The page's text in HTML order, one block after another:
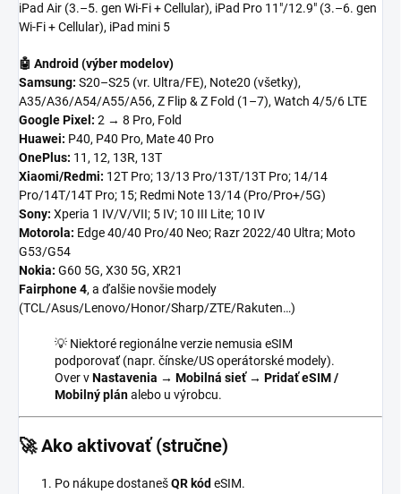
iPad Air (3.–5. gen Wi-Fi + Cellular), iPad Pro 11"/12.9" (3.–6. gen
Wi-Fi + Cellular), iPad mini 5
🤖 Android (výber modelov)
Samsung: S20–S25 (vr. Ultra/FE), Note20 (všetky),
A35/A36/A54/A55/A56, Z Flip & Z Fold (1–7), Watch 4/5/6 LTE
Google Pixel: 2 → 8 Pro, Fold
Huawei: P40, P40 Pro, Mate 40 Pro
OnePlus: 11, 12, 13R, 13T
Xiaomi/Redmi: 12T Pro; 13/13 Pro/13T/13T Pro; 14/14
Pro/14T/14T Pro; 15; Redmi Note 13/14 (Pro/Pro+/5G)
Sony: Xperia 1 IV/V/VII; 5 IV; 10 III Lite; 10 IV
Motorola: Edge 40/40 Pro/40 Neo; Razr 2022/40 Ultra; Moto
G53/G54
Nokia: G60 5G, X30 5G, XR21
Fairphone 4, a ďalšie novšie modely
(TCL/Asus/Lenovo/Honor/Sharp/ZTE/Rakuten…)
💡 Niektoré regionálne verzie nemusia eSIM
podporovať (napr. čínske/US operátorské modely).
Over vNastavenia → Mobilná sieť → Pridať eSIM /
Mobilný plánalebo u výrobcu.
🚀 Ako aktivovať (stručne)
Po nákupe dostanešQR kód eSIM.